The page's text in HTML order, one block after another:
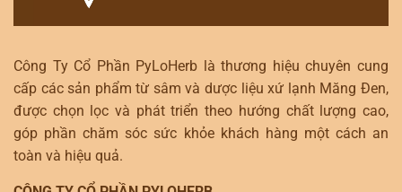
Công Ty Cổ Phần PyLoHerb là thương hiệu chuyên cung
cấp các sản phẩm từ sâm và dược liệu xứ lạnh Măng Đen,
được chọn lọc và phát triển theo hướng chất lượng cao,
góp phần chăm sóc sức khỏe khách hàng một cách an
toàn và hiệu quả.